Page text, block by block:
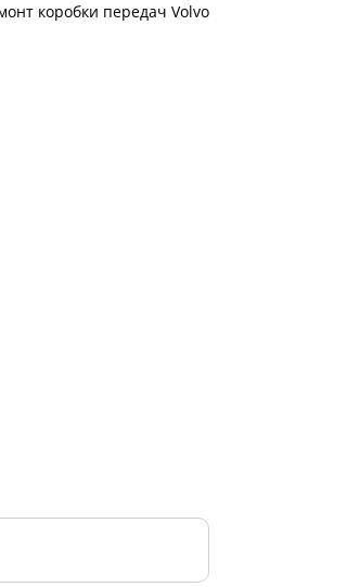
коробки передач Volvo